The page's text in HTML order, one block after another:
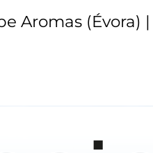
Aromas (Évora)